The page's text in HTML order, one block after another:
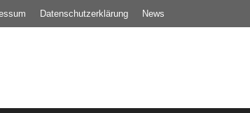
Datenschutz­erklärung News